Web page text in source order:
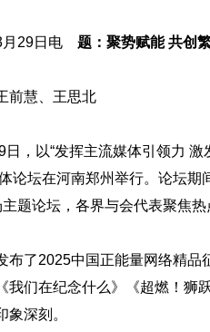
传真机
月29日电 题：聚势赋能 共创
前慧、王思北
日，以“发挥主流媒体引领力
论坛在河南郑州举行。论坛
题论坛，各界与会代表聚焦
布了2025中国正能量网络精
我们在纪念什么》《超燃！狮
象深刻。